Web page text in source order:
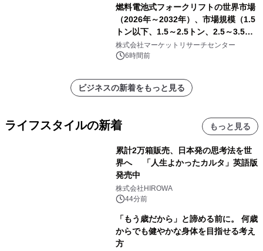
燃料電池式フォークリフトの世界市場
（2026年～2032年）、市場規模（1.5
トン以下、1.5～2.5トン、2.5～3.5ト
ン、3.5～5.0トン、その他）・分析レ
ポートを発表
株式会社マーケットリサーチセンター
6時間前
ビジネスの新着をもっと見る
ライフスタイルの新着 もっと見る
累計2万箱販売、日本発の思考法を世
界へ 「人生よかったカルタ」英語版
発売中
株式会社HIROWA
44分前
「もう歳だから」と諦める前に。 何歳
からでも健やかな身体を目指せる考え
方